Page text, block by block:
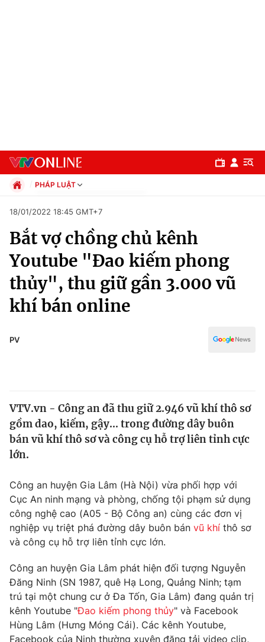
Chuyên mục
Chính trị
Xã hội
Pháp luật
Thế giới
Tin tức
Thế giới đó đây
Câu chuyện quốc tế
Kinh tế
Thị trường
Góc doanh nghiệp
Truyền hình
Phim VTV
Nhân vật
Khán giả
Giải sao mai
Giải trí
Điện ảnh
Âm nhạc
Sao
Đời sống
Du lịch
Làm đẹp
Giáo dục
Tuyển sinh
PHÁP LUẬT
Xã hội
Pháp luật
Kinh tế
Thể thao
Truyền hình
Văn hóa - Giải trí
Y tế
18/01/2022 18:45 GMT+7
Bắt vợ chồng chủ kênh
Youtube "Đao kiếm phong
thủy", thu giữ gần 3.000 vũ
khí bán online
PV
VTV.vn - Công an đã thu giữ 2.946 vũ khí thô sơ
gồm dao, kiếm, gậy... trong đường dây buôn
bán vũ khí thô sơ và công cụ hỗ trợ liên tỉnh cực
lớn.
Công an huyện Gia Lâm (Hà Nội) vừa phối hợp với
Cục An ninh mạng và phòng, chống tội phạm sử dụng
công nghệ cao (A05 - Bộ Công an) cùng các đơn vị
nghiệp vụ triệt phá đường dây buôn bán vũ khí thô sơ
và công cụ hỗ trợ liên tỉnh cực lớn.
Công an huyện Gia Lâm phát hiện đối tượng Nguyễn
Đăng Ninh (SN 1987, quê Hạ Long, Quảng Ninh; tạm
trú tại một chung cư ở Đa Tốn, Gia Lâm) đang quản trị
kênh Youtube "Đao kiếm phong thủy" và Facebook
Hùng Lâm (Hưng Móng Cái). Các kênh Youtube,
Facebook của Ninh thường xuyên đăng tải video clip,